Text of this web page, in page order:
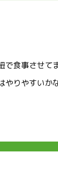
食事させて
やりやすいか